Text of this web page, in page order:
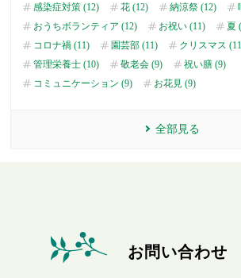
感染症対策 (12)
花 (12) 納涼祭 (12)
おうちボランティア (12)
お祝い (11)
夏
コロナ禍 (11)
園芸部 (11)
クリスマス
管理栄養士 (10)
敬老会 (9)
祝い膳 (9)
コミュニケーション (9)
お花見 (9)
全部見る
お問い合わせ